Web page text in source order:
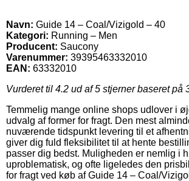
Navn: Guide 14 – Coal/Vizigold – 40
Kategori: Running – Men
Producent: Saucony
Varenummer: 39395463332010
EAN: 63332010
Vurderet til 4.2 ud af 5 stjerner baseret på
Temmelig mange online shops udlover i
udvalg af former for fragt. Den mest
nuværende tidspunkt levering til et
giver dig fuld fleksibilitet til at hente
passer dig bedst. Muligheden er nemlig i
uproblematisk, og ofte ligeledes den
for fragt ved køb af Guide 14 – Coal/